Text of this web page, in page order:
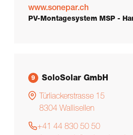
www.sonepar.ch
PV-Montagesystem MSP -
9 SoloSolar GmbH
Türliackerstrasse 15
8304 Wallisellen
+41 44 830 50 50